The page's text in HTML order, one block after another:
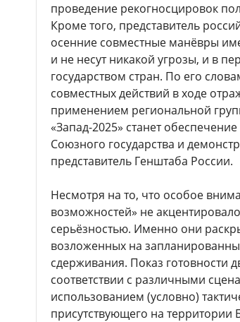
проведение рекогносцировок
Кроме того, представитель
осенние совместные манёвры
и не несут никакой угрозы, и в
государством стран. По его
совместных действий в ходе
применением региональной
«Запад-2025» станет
Союзного государства и
представитель Генштаба России.
Несмотря на то, что особое
возможностей» не
серьёзностью. Именно они
возложенных на
сдерживания. Показ готовности
соответствии с различными
использованием (условно)
присутствующего на территории